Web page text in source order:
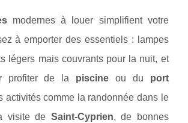
modernes à louer simplifient votre
à emporter des essentiels : lampes
légers mais couvrants pour la nuit, et
profiter de la piscine ou du port
activités comme la randonnée dans le
visite de Saint-Cyprien, de bonnes